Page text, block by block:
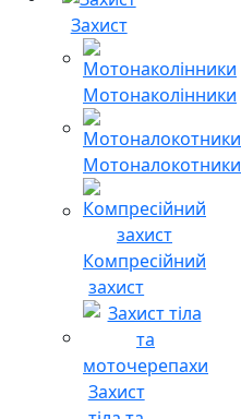
Захист
Мотонаколінники
Мотоналокотники
Компресійний
захист
Захист